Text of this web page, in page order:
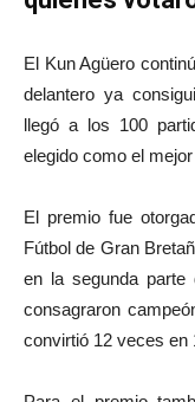
El Kun Agüero
delantero ya
llegó a los 100
elegido como el
El premio fue
Fútbol de Gran
en la segunda
consagraron
convirtió 12 veces en